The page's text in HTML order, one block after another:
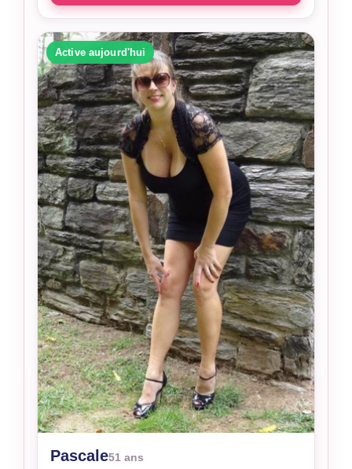
Active aujourd'hui
Pascale51 ans